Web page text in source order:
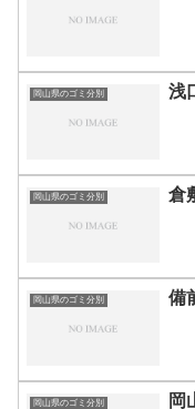
岡山県のゴミ分別 浅
岡山県のゴミ分別 倉
岡山県のゴミ分別 備
岡山県のゴミ分別 岡